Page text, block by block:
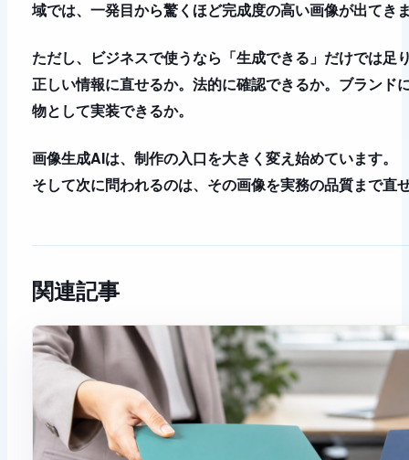
域では、一発目から驚くほど完成度の高い画像が出てき
ただし、ビジネスで使うなら「生成できる」だけでは足
正しい情報に直せるか。法的に確認できるか。ブランド
物として実装できるか。
画像生成AIは、制作の入口を大きく変え始めています。
そして次に問われるのは、 その画像を実務の品質まで直
関連記事